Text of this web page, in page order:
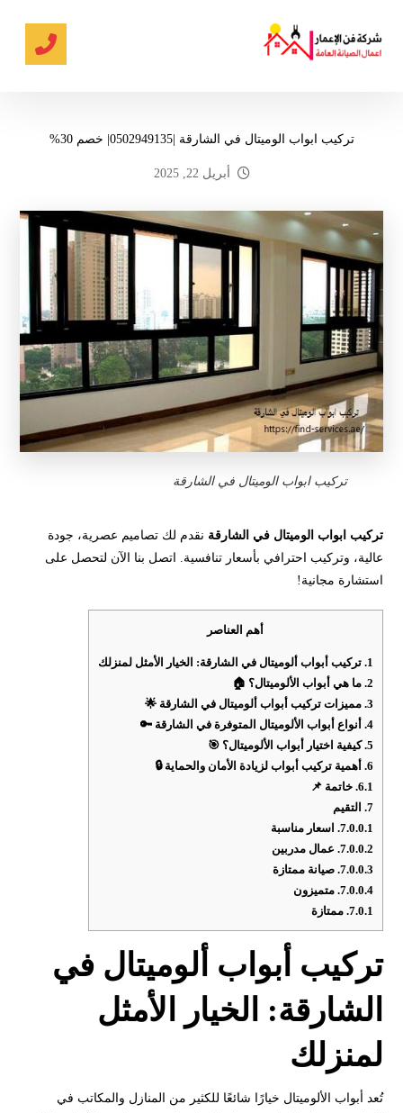
تركيب ابواب الوميتال في الشارقة |0502949135| خصم 30%
أبريل 22, 2025
تركيب ابواب الوميتال في الشارقة
تركيب ابواب الوميتال في الشارقة نقدم لك تصاميم عصرية، جودة
عالية، وتركيب احترافي بأسعار تنافسية. اتصل بنا الآن لتحصل على
استشارة مجانية!
أهم العناصر
1. تركيب أبواب ألوميتال في الشارقة: الخيار الأمثل لمنزلك
2. ما هي أبواب الألوميتال؟ 🏠
3. مميزات تركيب أبواب ألوميتال في الشارقة 🌟
4. أنواع أبواب الألوميتال المتوفرة في الشارقة 🔑
5. كيفية اختيار أبواب الألوميتال؟ 🎯
6. أهمية تركيب أبواب لزيادة الأمان والحماية 🔒
6.1. خاتمة 📌
7.
التقيم
7.0.0.1.
اسعار مناسبة
7.0.0.2. عمال مدربين
7.0.0.3. صيانة ممتازة
7.0.0.4. متميزون
7.0.1. ممتازة
تركيب أبواب ألوميتال في
الشارقة: الخيار الأمثل
لمنزلك
تُعد أبواب الألوميتال خيارًا شائعًا للكثير من المنازل والمكاتب في